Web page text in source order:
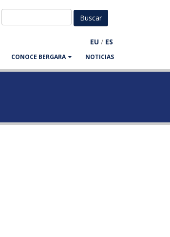
EU / ES
CONOCE BERGARA NOTICIAS